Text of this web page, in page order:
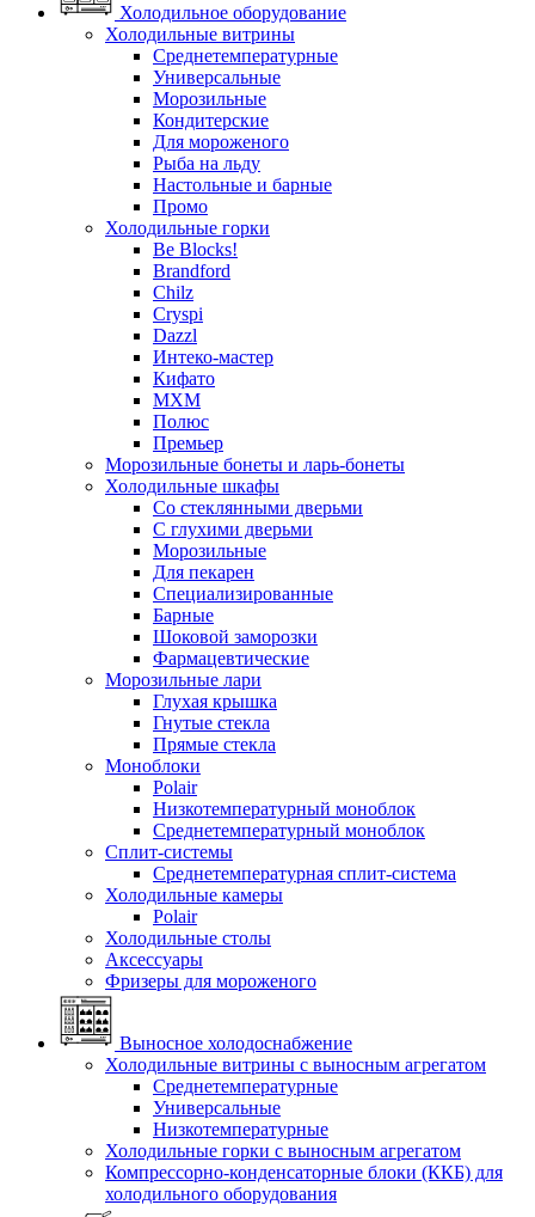
Холодильное оборудование
Холодильные витрины
Среднетемпературные
Универсальные
Морозильные
Кондитерские
Для мороженого
Рыба на льду
Настольные и барные
Промо
Холодильные горки
Be Blocks!
Brandford
Chilz
Cryspi
Dazzl
Интеко-мастер
Кифато
МХМ
Полюс
Премьер
Морозильные бонеты и ларь-бонеты
Холодильные шкафы
Со стеклянными дверьми
С глухими дверьми
Морозильные
Для пекарен
Специализированные
Барные
Шоковой заморозки
Фармацевтические
Морозильные лари
Глухая крышка
Гнутые стекла
Прямые стекла
Моноблоки
Polair
Низкотемпературный моноблок
Среднетемпературный моноблок
Сплит-системы
Среднетемпературная сплит-система
Холодильные камеры
Polair
Холодильные столы
Аксессуары
Фризеры для мороженого
Выносное холодоснабжение
Холодильные витрины с выносным агрегатом
Среднетемпературные
Универсальные
Низкотемпературные
Холодильные горки с выносным агрегатом
Компрессорно-конденсаторные блоки (ККБ) для
холодильного оборудования